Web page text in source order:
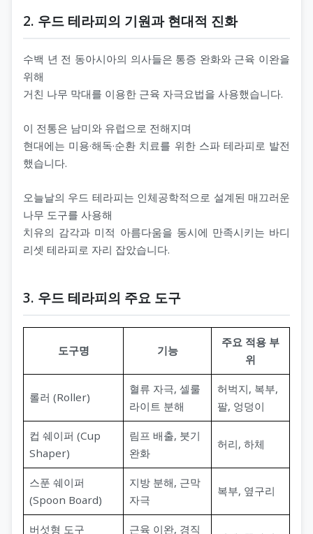
2. 우드 테라피의 기원과 현대적 진화
수백 년 전 동아시아의 의사들은 통증 완화와 근육 이완을
위해
거친 나무 막대를 이용한 근육 자극요법을 사용했습니다.
이 전통은 남미와 유럽으로 전해지며
현대에는 미용·해독·순환 치료를 위한 스파 테라피로 발전
했습니다.
오늘날의 우드 테라피는 인체공학적으로 설계된 매끄러운
나무 도구를 사용해
치유의 감각과 미적 아름다움을 동시에 만족시키는 바디
리셋 테라피로 자리 잡았습니다.
3. 우드 테라피의 주요 도구
도구명 기능
주요 적용 부
위
롤러 (Roller)
혈류 자극, 셀룰
라이트 분해
허벅지, 복부,
팔, 엉덩이
컵 쉐이퍼 (Cup
Shaper)
림프 배출, 붓기
완화
허리, 하체
스푼 쉐이퍼
(Spoon Board)
지방 분해, 근막
자극
복부, 옆구리
버섯형 도구
근육 이완, 경직